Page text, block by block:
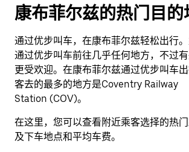
头
键
可
浏
览
日
历
选
择
康布菲尔兹的热门目的
通过优步叫车，在康布菲尔兹轻松出行
通过优步叫车前往几乎任何地方，不过
更受欢迎。在康布菲尔兹通过优步叫车
客去的最多的地方是Coventry Railway
Station (COV)。
在这里，您可以查看附近乘客选择的热
及下车地点和平均车费。